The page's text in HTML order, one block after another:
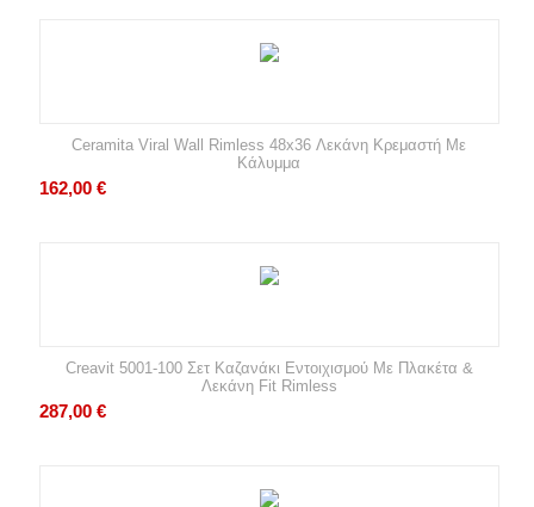
Ceramita Viral Wall Rimless 48x36 Λεκάνη Κρεμαστή Με
Κάλυμμα
162,00 €
Creavit 5001-100 Σετ Καζανάκι Εντοιχισμού Με Πλακέτα &
Λεκάνη Fit Rimless
287,00 €